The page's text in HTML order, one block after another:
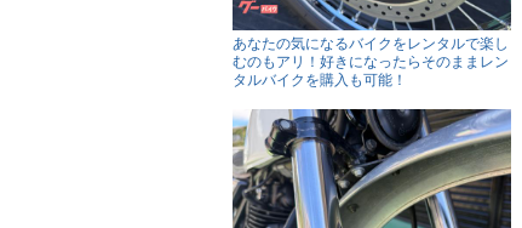
あなたの気になるバイクをレンタルで楽し
むのもアリ！好きになったらそのままレン
タルバイクを購入も可能！